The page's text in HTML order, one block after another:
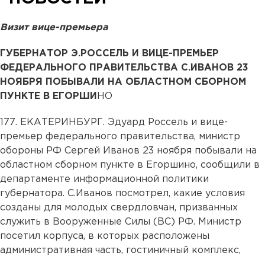
Визит вице-премьера
ГУБЕРНАТОР Э.РОССЕЛЬ И ВИЦЕ-ПРЕМЬЕР
ФЕДЕРАЛЬНОГО ПРАВИТЕЛЬСТВА С.ИВАНОВ 23
НОЯБРЯ ПОБЫВАЛИ НА ОБЛАСТНОМ СБОРНОМ
ПУНКТЕ В ЕГОРШИ НО
177. ЕКАТЕРИНБУРГ. Эдуард Россель и вице-
премьер федерального правительства, министр
обороны РФ Сергей Иванов 23 ноября побывали на
областном сборном пункте в Егоршино, сообщили в
департаменте информационной политики
губернатора. С.Иванов посмотрел, какие условия
созданы для молодых свердловчан, призванных
служить в Вооруженные Силы (ВС) РФ. Министр
посетил корпуса, в которых расположены
административная часть, гостиничный комплекс,